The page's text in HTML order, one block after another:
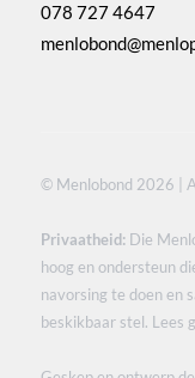
078 727 4647
© Menlobond 2026 |
Privaatheid:Die
hoog en ondersteun
navorsing te doen en
beskikbaar stel. Lees